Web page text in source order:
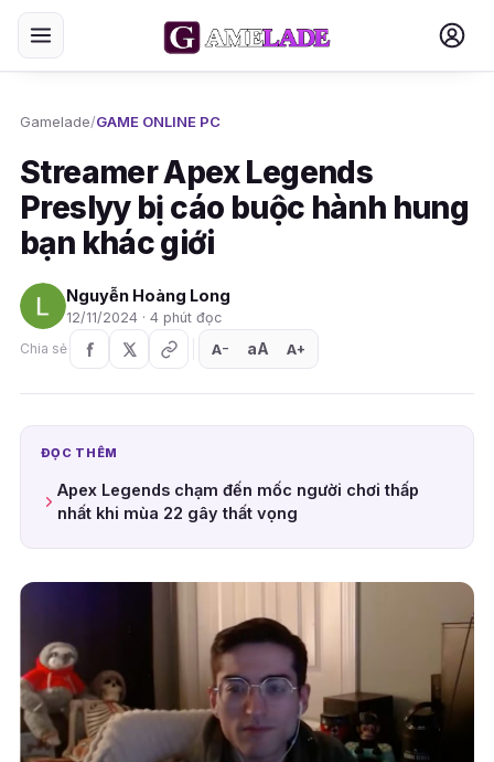
Gamelade/GAME ONLINE PC
Streamer Apex Legends
Preslyy bị cáo buộc hành hung
bạn khác giới
Nguyễn Hoàng Long
12/11/2024 · 4 phút đọc
Chia sẻ
A− aA A+
ĐỌC THÊM
Apex Legends chạm đến mốc người chơi thấp
nhất khi mùa 22 gây thất vọng